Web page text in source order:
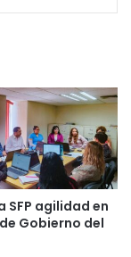
SFP agilidad en
Gobierno del